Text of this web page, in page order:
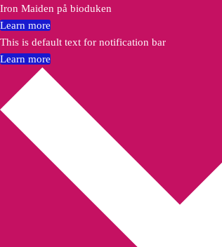
Iron Maiden på bioduken
Learn more
This is default text for notification bar
Learn more